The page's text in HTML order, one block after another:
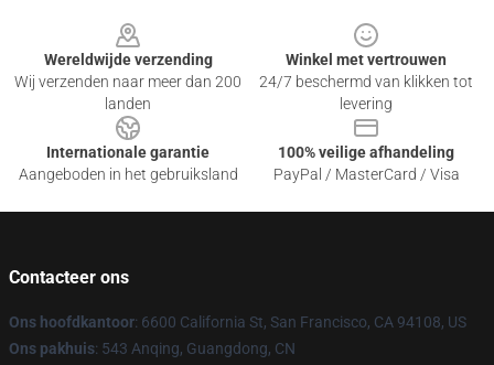
Wereldwijde verzending
Wij verzenden naar meer dan 200
landen
Winkel met vertrouwen
24/7 beschermd van klikken tot
levering
Internationale garantie
Aangeboden in het gebruiksland
100% veilige afhandeling
PayPal / MasterCard / Visa
Contacteer ons
Ons hoofdkantoor: 6600 California St, San Francisco, CA 94108, US
Ons pakhuis: 543 Anqing, Guangdong, CN